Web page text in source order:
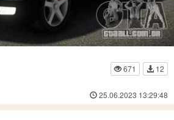
671
12
25.06.2023 13:29:48